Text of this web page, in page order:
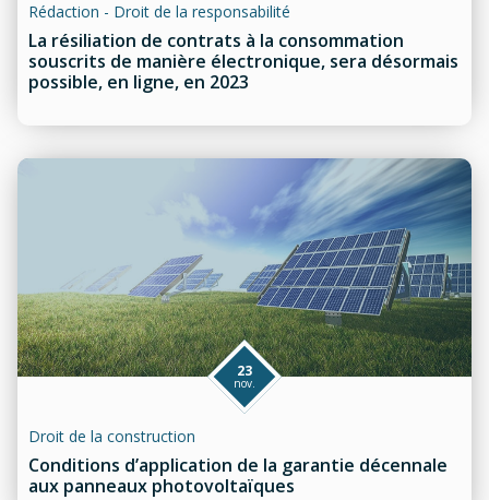
La résiliation de contrats à la consommation
souscrits de manière électronique, sera désormais
possible, en ligne, en 2023
Rédaction - Droit de la responsabilité
Conditions d’application de la garantie décennale
aux panneaux photovoltaïques
23
nov.
Droit de la construction